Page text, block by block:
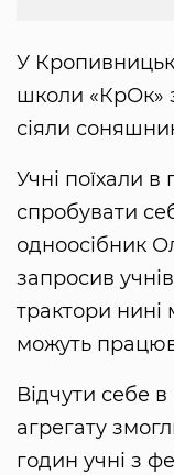
У
школи «КрОк»
сіяли
Учні поїхали
спробувати
одноосібник
запросив
трактори нині
можуть
Відчути себе
агрегату
годин учні з